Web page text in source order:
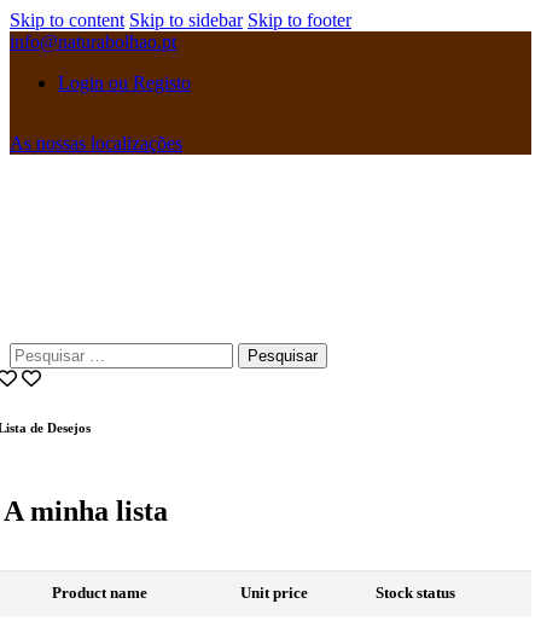
Skip to content Skip to sidebar Skip to footer
info@naturabolhao.pt
Login ou Registo
As nossas localizações
Pesquisar
por:
de Desejos
A minha lista
Product name Unit price Stock status